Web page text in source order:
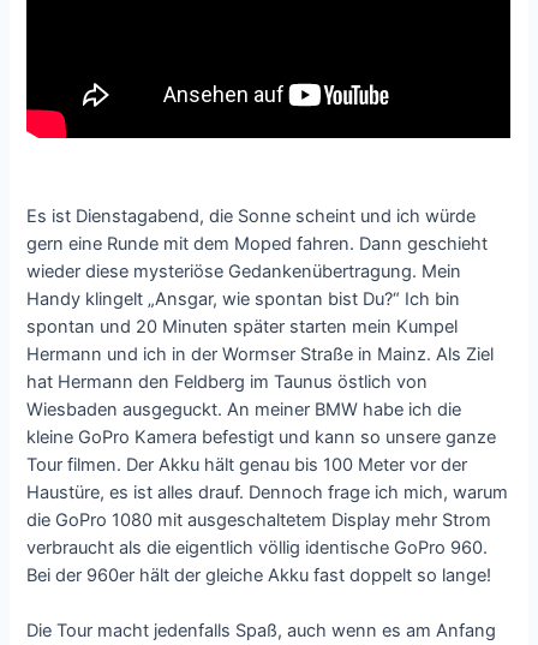
Es ist Dienstagabend, die Sonne scheint und ich würde
gern eine Runde mit dem Moped fahren. Dann geschieht
wieder diese mysteriöse Gedankenübertragung. Mein
Handy klingelt „Ansgar, wie spontan bist Du?“ Ich bin
spontan und 20 Minuten später starten mein Kumpel
Hermann und ich in der Wormser Straße in Mainz. Als Ziel
hat Hermann den Feldberg im Taunus östlich von
Wiesbaden ausgeguckt. An meiner BMW habe ich die
kleine GoPro Kamera befestigt und kann so unsere ganze
Tour filmen. Der Akku hält genau bis 100 Meter vor der
Haustüre, es ist alles drauf. Dennoch frage ich mich, warum
die GoPro 1080 mit ausgeschaltetem Display mehr Strom
verbraucht als die eigentlich völlig identische GoPro 960.
Bei der 960er hält der gleiche Akku fast doppelt so lange!
Die Tour macht jedenfalls Spaß, auch wenn es am Anfang